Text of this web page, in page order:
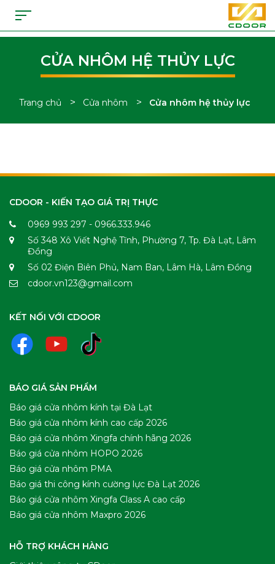
CỬA NHÔM HỆ THỦY LỰC
Trang chủ > Cửa nhôm > Cửa nhôm hệ thủy lực
CDOOR - KIẾN TẠO GIÁ TRỊ THỰC
0969 993 297 - 0966.333.946
Số 348 Xô Viết Nghệ Tĩnh, Phường 7, Tp. Đà Lạt, Lâm
Đồng
Số 02 Điện Biên Phủ, Nam Ban, Lâm Hà, Lâm Đồng
cdoor.vn123@gmail.com
KẾT NỐI VỚI CDOOR
BÁO GIÁ SẢN PHẨM
Báo giá cửa nhôm kính tại Đà Lạt
Báo giá cửa nhôm kính cao cấp 2026
Báo giá cửa nhôm Xingfa chính hãng 2026
Báo giá cửa nhôm HOPO 2026
Báo giá cửa nhôm PMA
Báo giá thi công kính cường lực Đà Lạt 2026
Báo giá cửa nhôm Xingfa Class A cao cấp
Báo giá cửa nhôm Maxpro 2026
HỖ TRỢ KHÁCH HÀNG